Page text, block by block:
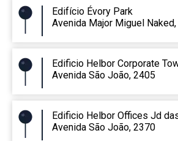
Edifício Évory Park
Avenida Major Miguel
Edificio Helbor Corporate
Avenida São João, 2405
Edificio Helbor Offices Jd
Avenida São João, 2370